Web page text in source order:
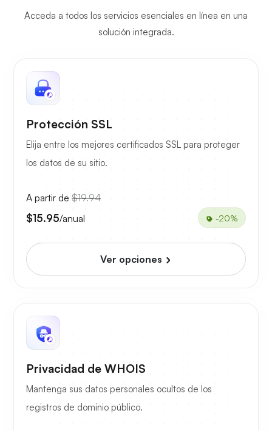
Acceda a todos los servicios esenciales en línea en una
solución integrada.
Protección SSL
Elija entre los mejores certificados SSL para proteger
los datos de su sitio.
A partir de $19.94
$15.95/anual -20%
Ver opciones
Privacidad de WHOIS
Mantenga sus datos personales ocultos de los
registros de dominio público.